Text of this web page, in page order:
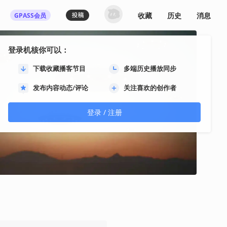
GPASS会员
登录机核你可以：
下载收藏播客节目 多端历史播放同步
发布内容动态/评论 关注喜欢的创作者
登录 / 注册
收藏 历史 消息